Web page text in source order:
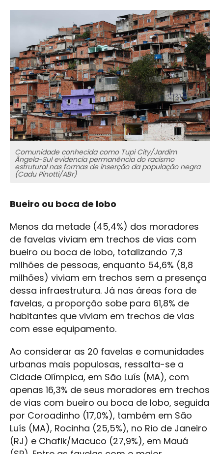
Comunidade conhecida como Tupi City/Jardim
Ângela-Sul evidencia permanência do racismo
estrutural nas formas de inserção da população negra
(Cadu Pinotti/ABr)
Bueiro ou boca de lobo
Menos da metade (45,4%) dos moradores
de favelas viviam em trechos de vias com
bueiro ou boca de lobo, totalizando 7,3
milhões de pessoas, enquanto 54,6% (8,8
milhões) viviam em trechos sem a presença
dessa infraestrutura. Já nas áreas fora de
favelas, a proporção sobe para 61,8% de
habitantes que viviam em trechos de vias
com esse equipamento.
Ao considerar as 20 favelas e comunidades
urbanas mais populosas, ressalta-se a
Cidade Olímpica, em São Luís (MA), com
apenas 16,3% de seus moradores em trechos
de vias com bueiro ou boca de lobo, seguida
por Coroadinho (17,0%), também em São
Luís (MA), Rocinha (25,5%), no Rio de Janeiro
(RJ) e Chafik/Macuco (27,9%), em Mauá